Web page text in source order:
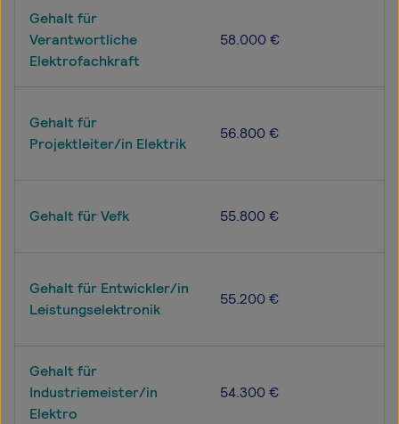
Gehalt für
Verantwortliche
Elektrofachkraft
58.000 €
Gehalt für
Projektleiter/in Elektrik
56.800 €
Gehalt für Vefk 55.800 €
Gehalt für Entwickler/in
Leistungselektronik
55.200 €
Gehalt für
Industriemeister/in
Elektro
54.300 €